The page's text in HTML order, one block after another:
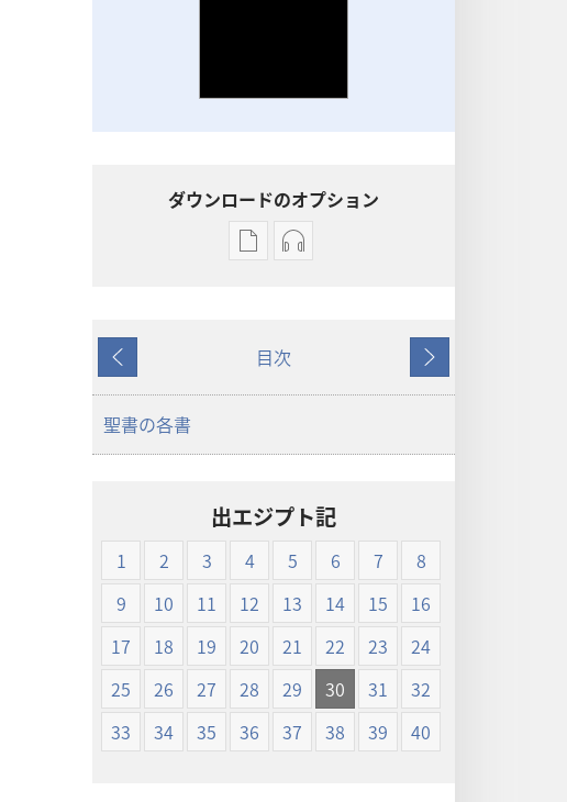
ダウンロードのオプション
出
ダ
ウ
プ
ショ
ン
新
世
界
訳
聖
書
オー
ウ
オ
プ
ショ
ン
新
世
界
訳
聖
書
戻
る
目次
次
へ
聖書の各書
出エジプト記
1 2 3 4 5 6 7
8
9
10 11 12 13 14 15
16
17
18 19 20 21 22 23
24
25
26 27 28 29 30 31
32
33
34 35 36 37 38 39 40